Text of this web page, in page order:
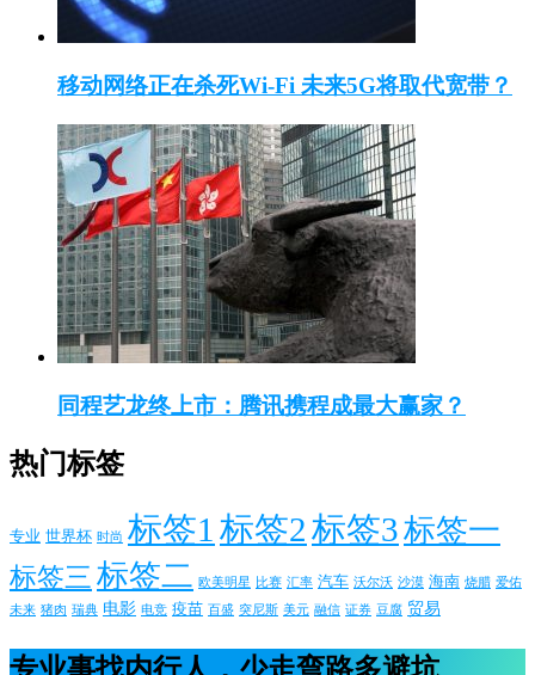
移动网络正在杀死Wi-Fi 未来5G将取代宽带？
同程艺龙终上市：腾讯携程成最大赢家？
热门标签
专业 世界杯 时尚 标签1 标签2标签3标签一
标签三标签二 欧美明星 比赛 汇率 汽车 沃尔沃 沙漠 海南 烧腊 爱佑
未来 猪肉 瑞典 电影 电竞 疫苗 百盛 突尼斯 美元 融信 证券 豆腐 贸易